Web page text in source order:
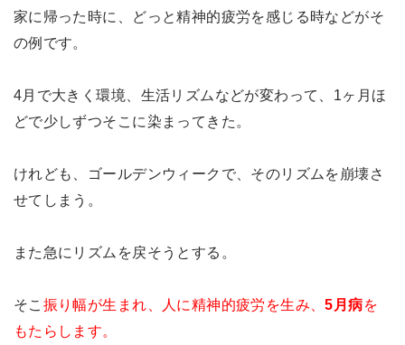
家に帰った時に、どっと精神的疲労を感じる時などがそ
の例です。
4月で大きく環境、生活リズムなどが変わって、1ヶ月ほ
どで少しずつそこに染まってきた。
けれども、ゴールデンウィークで、そのリズムを崩壊さ
せてしまう。
また急にリズムを戻そうとする。
そこ 振り幅が生まれ、人に精神的疲労を生み、5月病を
もたらします。